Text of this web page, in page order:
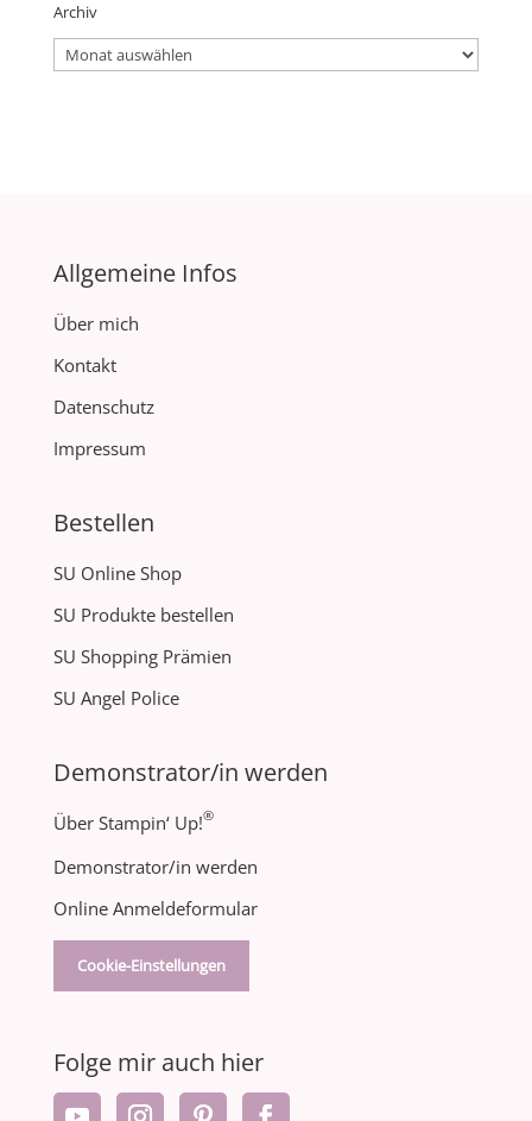
Archiv
Archiv
Allgemeine Infos
Über mich
Kontakt
Datenschutz
Impressum
Bestellen
SU Online Shop
SU Produkte bestellen
SU Shopping Prämien
SU Angel Police
Demonstrator/in werden
Über Stampin‘ Up!®
Demonstrator/in werden
Online Anmeldeformular
Cookie-Einstellungen
Folge mir auch hier